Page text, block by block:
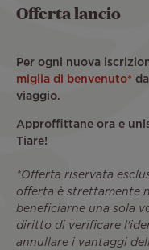
Offerta lancio
Per ogni nuova
miglia di benvenuto*
viaggio.
Approffittane ora e
Tiare!
*Offerta riservata
offerta è strettamente
beneficiarne una sola
diritto di verificare
annullare i vantaggi